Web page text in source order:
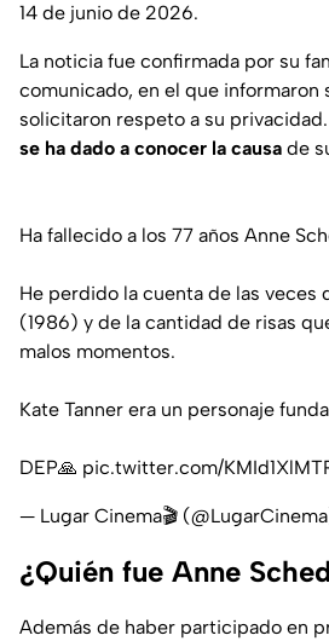
14 de junio de 2026.
La noticia fue confirmada por su
comunicado, en el que informaron
solicitaron respeto a su
se ha dado a conocer la causa de
Ha fallecido a los 77 años Anne
He perdido la cuenta de las veces
(1986) y de la cantidad de risas
malos momentos.
Kate Tanner era un personaje
DEP🙏 pic.twitter.com/
— Lugar Cinema🎬
¿Quién fue Anne
Además de haber participado en